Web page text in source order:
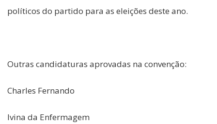
políticos do partido para as eleições deste ano.
Outras candidaturas aprovadas na convenção:
Charles Fernando
Ivina da Enfermagem